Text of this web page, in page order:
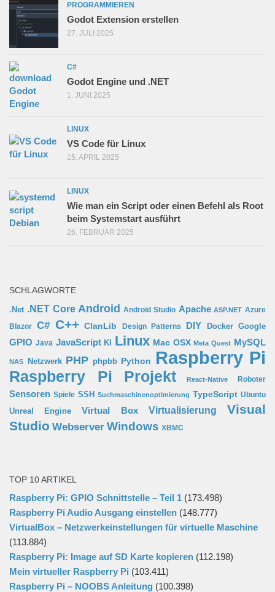
PROGRAMMIEREN
Godot Extension erstellen
27. JULI 2025
C#
Godot Engine und .NET
1. JUNI 2025
LINUX
VS Code für Linux
15. APRIL 2025
LINUX
Wie man ein Script oder einen Befehl als Root
beim Systemstart ausführt
26. FEBRUAR 2025
SCHLAGWORTE
.Net .NET Core Android Android Studio Apache ASP.NET Azure
Blazor C# C++ ClanLib Design Patterns DIY Docker Google
GPIO Java JavaScript KI Linux Mac OSX Meta Quest MySQL
NAS Netzwerk PHP phpbb Python Raspberry Pi
Raspberry Pi Projekt React-Native Roboter
Sensoren Spiele SSH Suchmaschinenoptimierung TypeScript Ubuntu
Unreal Engine
Virtual Box Virtualisierung
Visual
Studio Webserver Windows XBMC
TOP 10 ARTIKEL
Raspberry Pi: GPIO Schnittstelle – Teil 1 (173.498)
Raspberry Pi Audio Ausgang einstellen (148.777)
VirtualBox – Netzwerkeinstellungen für virtuelle Maschine
(113.884)
Raspberry Pi: Image auf SD Karte kopieren (112.198)
Mein virtueller Raspberry Pi (103.411)
Raspberry Pi – NOOBS Anleitung (100.398)